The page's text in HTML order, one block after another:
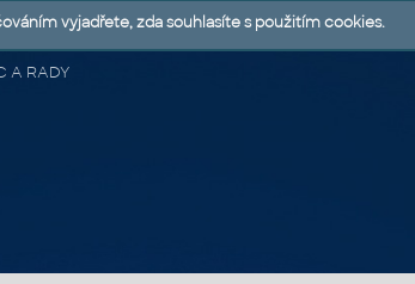
A RADY
vyjadřete, zda souhlasíte s použitím cookies.